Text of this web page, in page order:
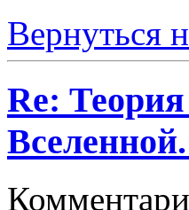
Вернуться
Re: